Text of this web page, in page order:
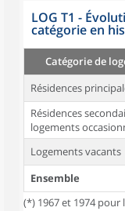
LOG T1 -
catégorie en
Catégorie de
Résidences
Résidences
logements
Logements vacants
Ensemble
(*) 1967 et 1974 pour